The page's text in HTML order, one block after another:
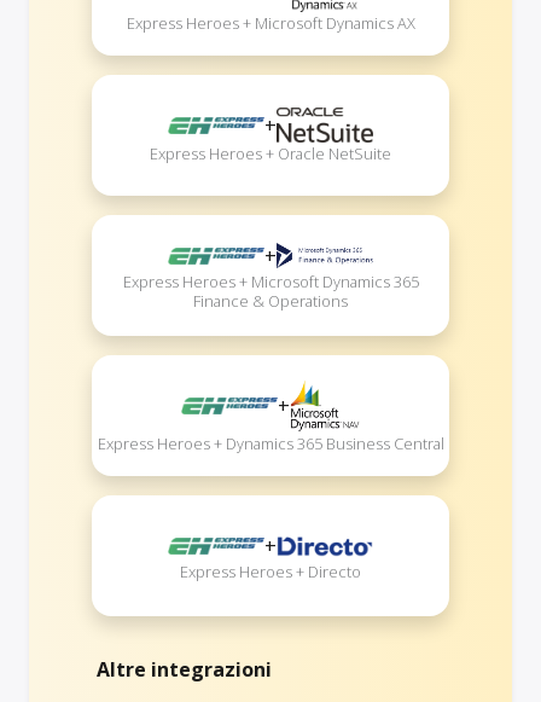
Express Heroes + Microsoft Dynamics AX
+
Express Heroes + Oracle NetSuite
+
Express Heroes + Microsoft Dynamics 365
Finance & Operations
+
Express Heroes + Dynamics 365 Business Central
+
Express Heroes + Directo
Altre integrazioni